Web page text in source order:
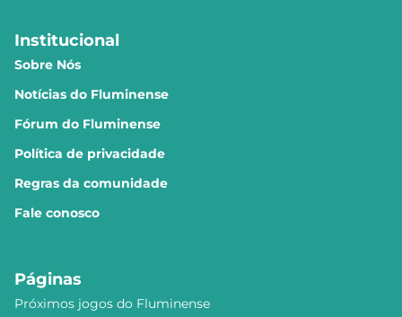
Institucional
Sobre Nós
Notícias do Fluminense
Fórum do Fluminense
Política de privacidade
Regras da comunidade
Fale conosco
Páginas
Próximos jogos do Fluminense